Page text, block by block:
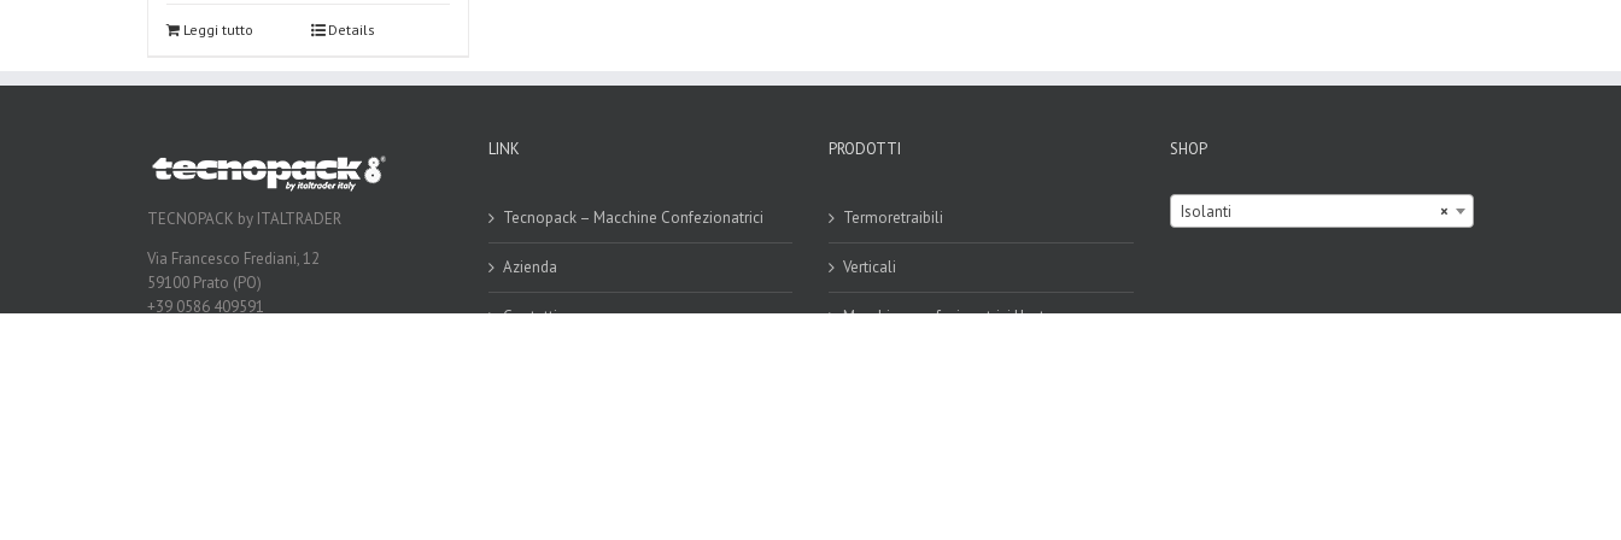
Leggi tutto Details
TECNOPACK by ITALTRADER
Via Francesco Frediani, 12
59100 Prato (PO)
+39 0586 409591
LINK
Tecnopack – Macchine Confezionatrici
Azienda
Contatti
PRODOTTI
Termoretraibili
Verticali
Macchine confezionatrici Usate
SHOP
×
Isolanti